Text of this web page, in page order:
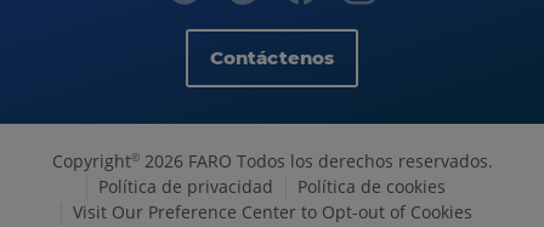
Contáctenos
Copyright©2026 FARO Todos los derechos reservados.
Política de privacidad
Política de cookies
Visit Our Preference Center to Opt-out of Cookies